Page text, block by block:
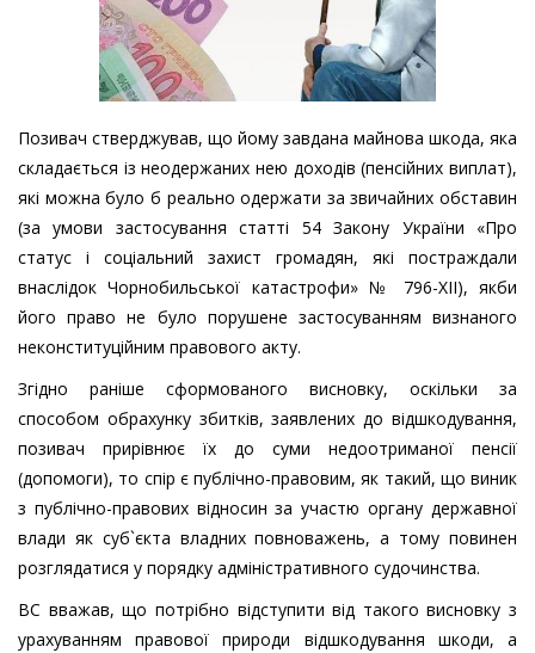
Позивач стверджував, що йому завдана майнова шкода, яка
складається із неодержаних нею доходів (пенсійних виплат),
які можна було б реально одержати за звичайних обставин
(за умови застосування статті 54 Закону України «Про
статус і соціальний захист громадян, які постраждали
внаслідок Чорнобильської катастрофи» № 796-XII), якби
його право не було порушене застосуванням визнаного
неконституційним правового акту.
Згідно раніше сформованого висновку, оскільки за
способом обрахунку збитків, заявлених до відшкодування,
позивач прирівнює їх до суми недоотриманої пенсії
(допомоги), то спір є публічно-правовим, як такий, що виник
з публічно-правових відносин за участю органу державної
влади як суб`єкта владних повноважень, а тому повинен
розглядатися у порядку адміністративного судочинства.
ВС вважав, що потрібно відступити від такого висновку з
урахуванням правової природи відшкодування шкоди, а